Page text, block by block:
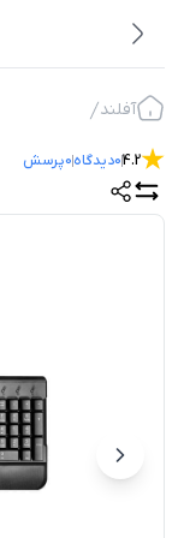
آفلند
4.2
0دیدگاه0پرسش